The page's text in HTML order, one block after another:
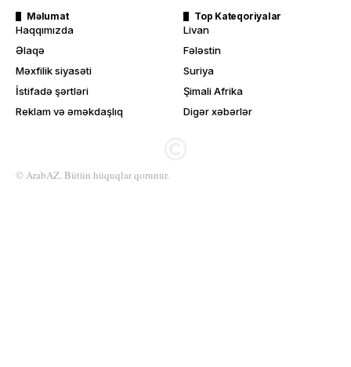
Məlumat
Haqqımızda
Əlaqə
Məxfilik siyasəti
İstifadə şərtləri
Reklam və əməkdaşlıq
Top Kateqoriyalar
Livan
Fələstin
Suriya
Şimali Afrika
Digər xəbərlər
© ArabAZ. Bütün hüquqlar qorunur.